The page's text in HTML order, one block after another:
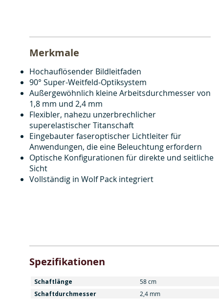
Merkmale
Hochauflösender Bildleitfaden
90° Super-Weitfeld-Optiksystem
Außergewöhnlich kleine Arbeitsdurchmesser von
1,8 mm und 2,4 mm
Flexibler, nahezu unzerbrechlicher
superelastischer Titanschaft
Eingebauter faseroptischer Lichtleiter für
Anwendungen, die eine Beleuchtung erfordern
Optische Konfigurationen für direkte und seitliche
Sicht
Vollständig in Wolf Pack integriert
Spezifikationen
Schaftlänge 58 cm
Schaftdurchmesser
2,4 mm